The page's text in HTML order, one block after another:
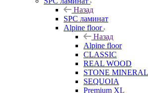
Назад
SPC ламинат
Alpine floor
Назад
Alpine floor
CLASSIC
REAL WOOD
STONE
SEQUOIA
Premium XL